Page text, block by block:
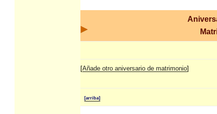
[Añade otro aniversario de matrimonio]
[arriba]